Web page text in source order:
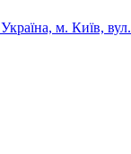
Україна, м. Київ,